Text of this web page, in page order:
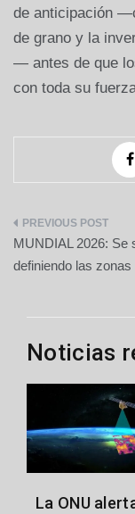
de anticipación
de grano y la
— antes de que
con toda su
Navegación
de
MUNDIAL 2026: Se
definiendo las zonas
Noticias
La ONU